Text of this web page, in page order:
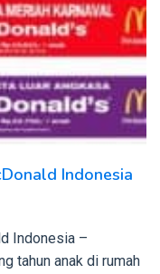
Indonesia
Indonesia –
tahun anak di rumah